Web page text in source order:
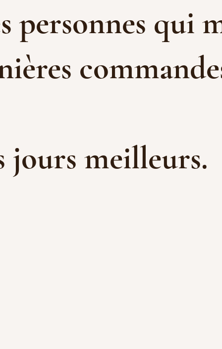
personnes qui
jours meilleurs.